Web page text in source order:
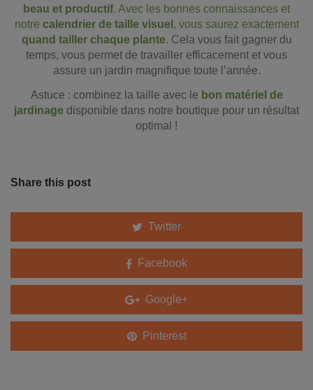
beau et productif. Avec les bonnes connaissances et
notre calendrier de taille visuel , vous saurez exactement
quand tailler chaque plante. Cela vous fait gagner du
temps, vous permet de travailler efficacement et vous
assure un jardin magnifique toute l’année.
Astuce : combinez la taille avec le bon matériel de
jardinage disponible dans notre boutique pour un résultat
optimal !
Share this post
Twitter
Facebook
Google+
Pinterest